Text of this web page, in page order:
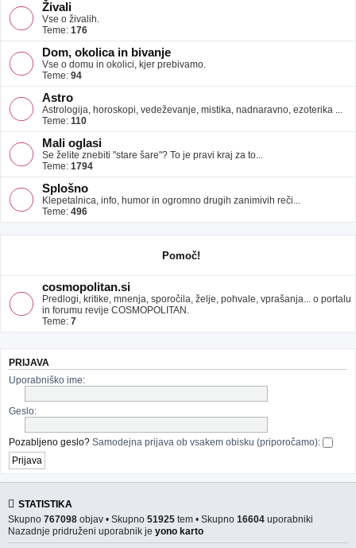
Živali
Vse o živalih.
Teme: 176
Dom, okolica in bivanje
Vse o domu in okolici, kjer prebivamo.
Teme: 94
Astro
Astrologija, horoskopi, vedeževanje, mistika, nadnaravno, ezoterika ...
Teme: 110
Mali oglasi
Se želite znebiti "stare šare"? To je pravi kraj za to...
Teme: 1794
Splošno
Klepetalnica, info, humor in ogromno drugih zanimivih reči...
Teme: 496
Pomoč!
cosmopolitan.si
Predlogi, kritike, mnenja, sporočila, želje, pohvale, vprašanja... o portalu
in forumu revije COSMOPOLITAN.
Teme: 7
PRIJAVA
Uporabniško ime:
Geslo:
Pozabljeno geslo? Samodejna prijava ob vsakem obisku (priporočamo):
STATISTIKA
Skupno 767098 objav • Skupno 51925 tem • Skupno 16604 uporabniki
Nazadnje pridruženi uporabnik je yono karto